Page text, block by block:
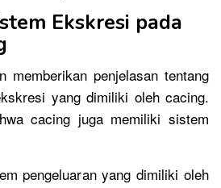
Ekskresi pada
memberikan penjelasan tentang
yang dimiliki oleh cacing.
cacing juga memiliki sistem
pengeluaran yang dimiliki oleh